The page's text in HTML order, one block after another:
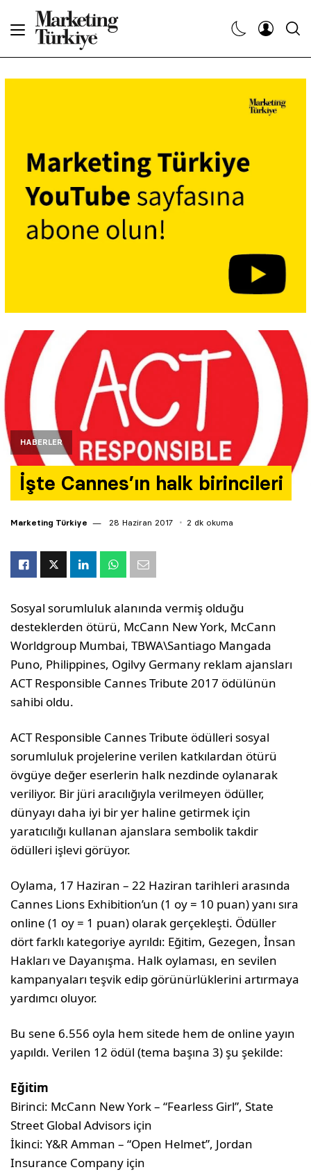
HABERLER
İşte Cannes’ın halk birincileri
Marketing Türkiye 28 Haziran 2017 2 dk okuma
Sosyal sorumluluk alanında vermiş olduğu
desteklerden ötürü, McCann New York, McCann
Worldgroup Mumbai, TBWA\Santiago Mangada
Puno, Philippines, Ogilvy Germany reklam ajansları
ACT Responsible Cannes Tribute 2017 ödülünün
sahibi oldu.
ACT Responsible Cannes Tribute ödülleri sosyal
sorumluluk projelerine verilen katkılardan ötürü
övgüye değer eserlerin halk nezdinde oylanarak
veriliyor. Bir jüri aracılığıyla verilmeyen ödüller,
dünyayı daha iyi bir yer haline getirmek için
yaratıcılığı kullanan ajanslara sembolik takdir
ödülleri işlevi görüyor.
Oylama, 17 Haziran – 22 Haziran tarihleri arasında
Cannes Lions Exhibition’un (1 oy = 10 puan) yanı sıra
online (1 oy = 1 puan) olarak gerçekleşti. Ödüller
dört farklı kategoriye ayrıldı: Eğitim, Gezegen, İnsan
Hakları ve Dayanışma. Halk oylaması, en sevilen
kampanyaları teşvik edip görünürlüklerini artırmaya
yardımcı oluyor.
Bu sene 6.556 oyla hem sitede hem de online yayın
yapıldı. Verilen 12 ödül (tema başına 3) şu şekilde:
Eğitim
Birinci: McCann New York – “Fearless Girl”, State
Street Global Advisors için
İkinci: Y&R Amman – “Open Helmet”, Jordan
Insurance Company için
Dergiler
Etkinlikler
Araştırma